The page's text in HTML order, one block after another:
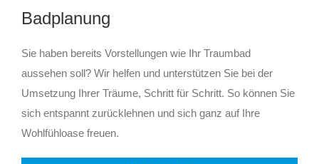
Badplanung
Sie haben bereits Vorstellungen wie Ihr Traumbad
aussehen soll? Wir helfen und unterstützen Sie bei der
Umsetzung Ihrer Träume, Schritt für Schritt. So können Sie
sich entspannt zurücklehnen und sich ganz auf Ihre
Wohlfühloase freuen.